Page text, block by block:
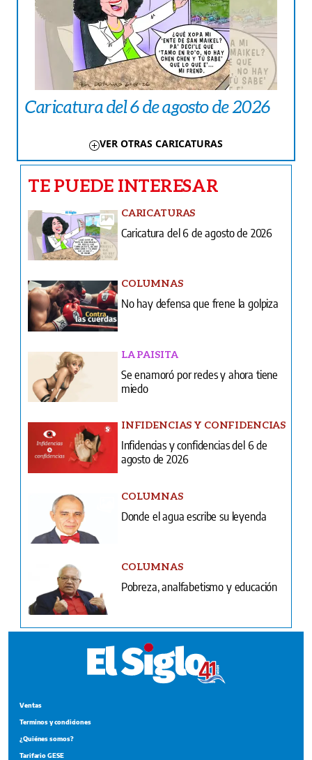
Caricatura del 6 de agosto de 2026
VER OTRAS CARICATURAS
TE PUEDE INTERESAR
CARICATURAS
Caricatura del 6 de agosto de 2026
COLUMNAS
No hay defensa que frene la golpiza
LA PAISITA
Se enamoró por redes y ahora tiene
miedo
INFIDENCIAS Y CONFIDENCIAS
Infidencias y confidencias del 6 de
agosto de 2026
COLUMNAS
Donde el agua escribe su leyenda
COLUMNAS
Pobreza, analfabetismo y educación
Ventas
Terminos y condiciones
¿Quiénes somos?
Tarifario GESE